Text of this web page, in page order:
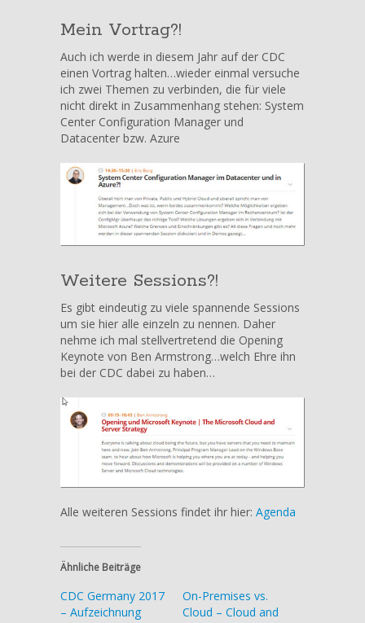
Mein Vortrag?!
Auch ich werde in diesem Jahr auf der CDC
einen Vortrag halten…wieder einmal versuche
ich zwei Themen zu verbinden, die für viele
nicht direkt in Zusammenhang stehen: System
Center Configuration Manager und
Datacenter bzw. Azure
Weitere Sessions?!
Es gibt eindeutig zu viele spannende Sessions
um sie hier alle einzeln zu nennen. Daher
nehme ich mal stellvertretend die Opening
Keynote von Ben Armstrong…welch Ehre ihn
bei der CDC dabei zu haben…
Alle weiteren Sessions findet ihr hier: Agenda
Ähnliche Beiträge
CDC Germany 2017
– Aufzeichnung
On-Premises vs.
Cloud – Cloud and